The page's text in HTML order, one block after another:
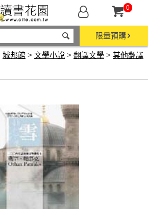
0
限量預購
城邦館 > 文學小說 > 翻譯文學 > 其他翻譯